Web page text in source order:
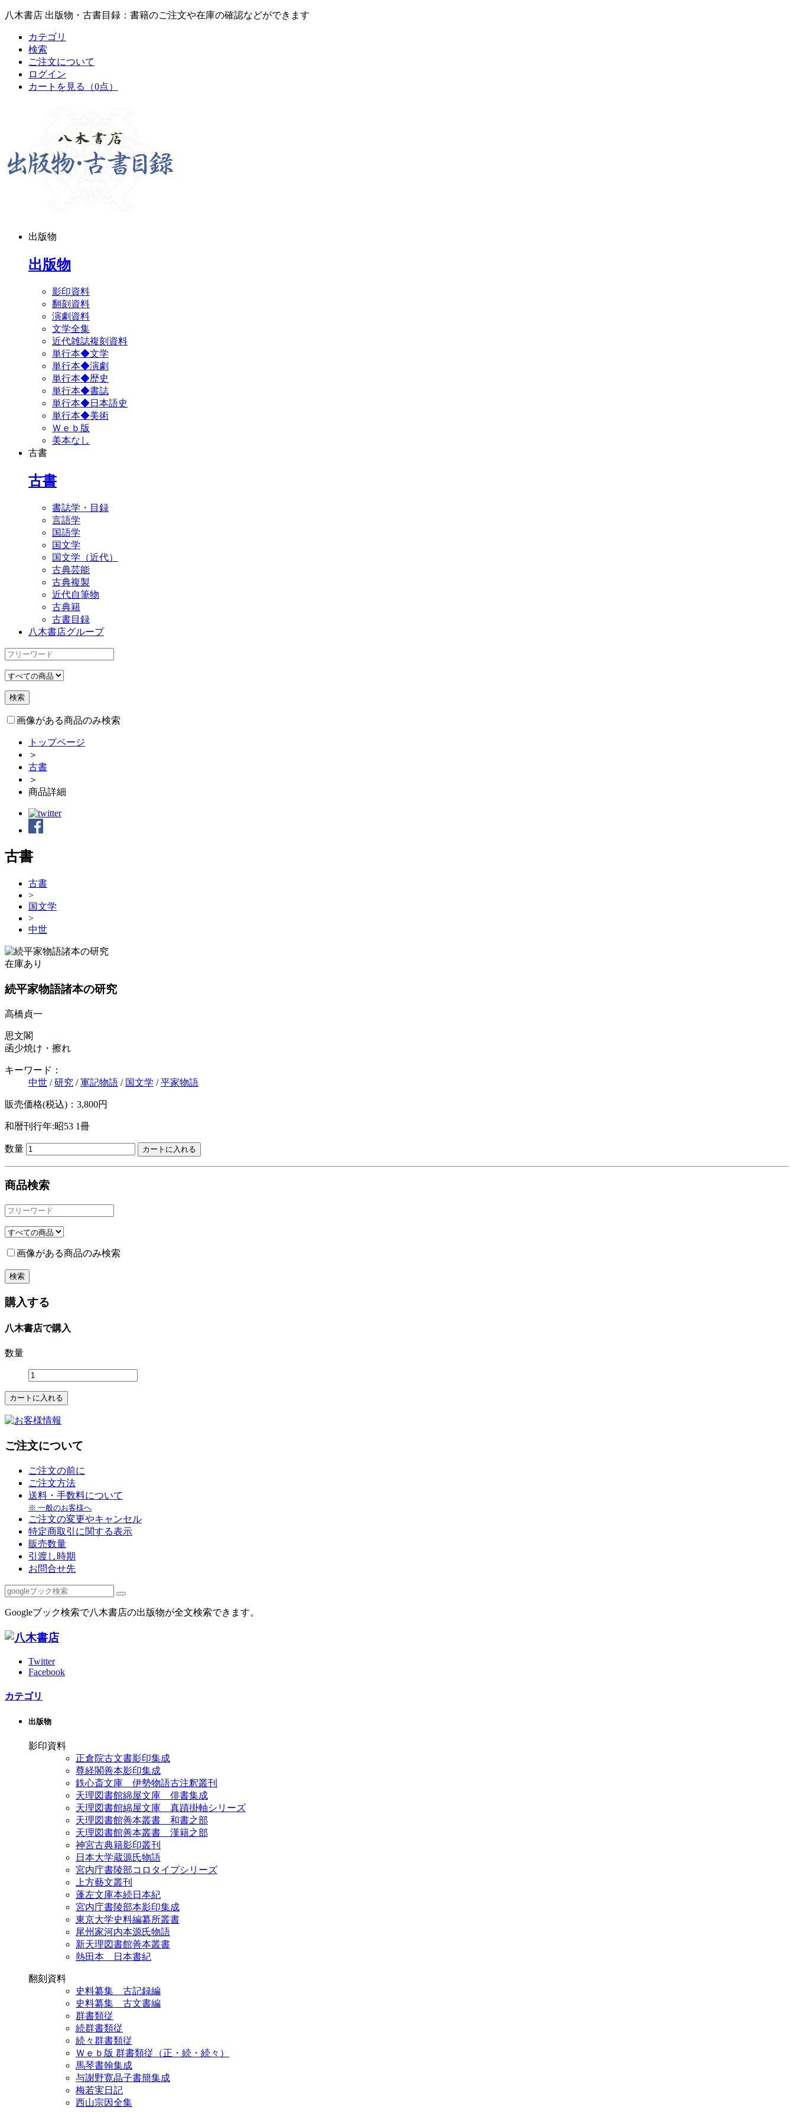
八木書店 出版物・古書目録：書籍のご注文や在庫の確認などができます
カテゴリ
検索
ご注文について
ログイン
カートを見る
（0点）
出版物
出版物
影印資料
翻刻資料
演劇資料
文学全集
近代雑誌複刻資料
単行本◆文学
単行本◆演劇
単行本◆歴史
単行本◆書誌
単行本◆日本語史
単行本◆美術
Ｗｅｂ版
美本なし
古書
古書
書誌学・目録
言語学
国語学
国文学
国文学（近代）
古典芸能
古典複製
近代自筆物
古典籍
古書目録
八木書店グループ
画像がある商品のみ検索
トップページ
＞
古書
＞
商品詳細
古書
古書
>
国文学
>
中世
在庫あり
続平家物語諸本の研究
高橋貞一
思文閣
函少焼け・擦れ
キーワード：
中世 /研究 /軍記物語 / 国文学 /平家物語
販売価格(税込)：3,800円
和暦刊行年:昭53 1冊
数量
商品検索
画像がある商品のみ検索
購入する
八木書店で購入
数量
ご注文について
ご注文の前に
ご注文方法
送料・手数料について
※ 一般のお客様へ
ご注文の変更やキャンセル
特定商取引に関する表示
販売数量
引渡し時期
お問合せ先
Googleブック検索で八木書店の出版物が全文検索できます。
Twitter
Facebook
カテゴリ
出版物
影印資料
正倉院古文書影印集成
尊経閣善本影印集成
鉄心斎文庫 伊勢物語古注釈叢刊
天理図書館綿屋文庫 俳書集成
天理図書館綿屋文庫 真蹟掛軸シリーズ
天理図書館善本叢書 和書之部
天理図書館善本叢書 漢籍之部
神宮古典籍影印叢刊
日本大学蔵源氏物語
宮内庁書陵部コロタイプシリーズ
上方藝文叢刊
蓬左文庫本続日本紀
宮内庁書陵部本影印集成
東京大学史料編纂所叢書
尾州家河内本源氏物語
新天理図書館善本叢書
熱田本 日本書紀
翻刻資料
史料纂集 古記録編
史料纂集 古文書編
群書類従
続群書類従
続々群書類従
Ｗｅｂ版 群書類従（正・続・続々）
馬琴書翰集成
与謝野寛晶子書簡集成
梅若実日記
西山宗因全集